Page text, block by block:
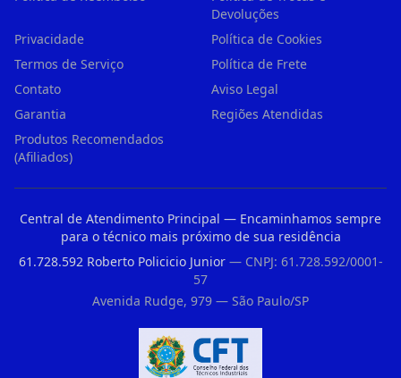
Devoluções
Privacidade
Política de Cookies
Termos de Serviço
Política de Frete
Contato
Aviso Legal
Garantia
Regiões Atendidas
Produtos Recomendados
(Afiliados)
Central de Atendimento Principal — Encaminhamos sempre
para o técnico mais próximo de sua residência
61.728.592 Roberto Policicio Junior— CNPJ: 61.728.592/0001-
57
Avenida Rudge, 979 — São Paulo/SP